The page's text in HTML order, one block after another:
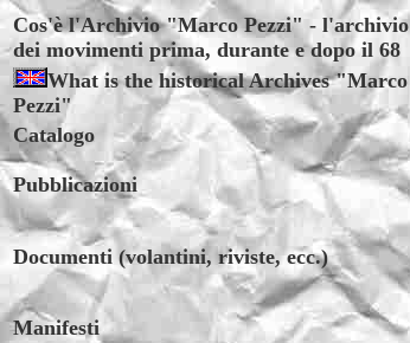
Cos'è l'Archivio "Marco Pezzi" - l'archivio
dei movimenti prima, durante e dopo il 68
What is the historical Archives "Marco
Pezzi"
Catalogo
Pubblicazioni
Documenti (volantini, riviste, ecc.)
Manifesti